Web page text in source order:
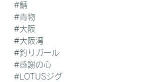
#鯖
#青物
#大阪
#大阪湾
#釣りガール
#感謝の心
#LOTUSジグ